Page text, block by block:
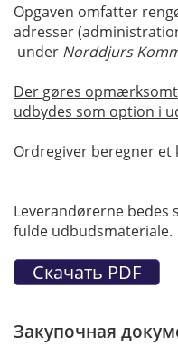
Opgaven omfatter
adresser
under Norddjurs
Der gøres
udbydes som option i
Ordregiver beregner
Leverandørerne
fulde udbudsmateriale.
Закупочная